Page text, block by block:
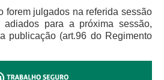
11
e Enfrentamento do Assédio
forem julgados na referida sessão
adiados para a próxima sessão,
publicação (art.96 do Regimento